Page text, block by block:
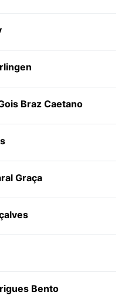
Braz Caetano
Graça
Bento